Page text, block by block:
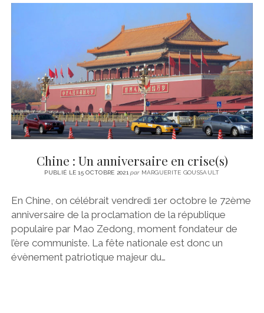
Chine : Un anniversaire en crise(s)
PUBLIÉ LE 15 OCTOBRE 2021parMARGUERITE GOUSSAULT
En Chine, on célébrait vendredi 1er octobre le 72ème
anniversaire de la proclamation de la république
populaire par Mao Zedong, moment fondateur de
l’ère communiste. La fête nationale est donc un
évènement patriotique majeur du…